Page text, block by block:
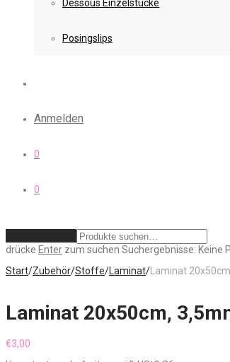
Dessous Einzelstücke
Posingslips
Anmelden
0
0
drücke Enter zum suchen Suchergebnisse: Keine
Start/Zubehör/Stoffe/Laminat/ Laminat
Laminat 20x50cm,
€3,00